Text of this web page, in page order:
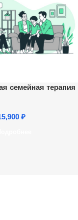
семейная терапия
₽